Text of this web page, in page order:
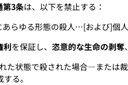
第3条は、以下を禁止する：
あらゆる形態の殺人…[および]個
利を保証し、恣意的な生命の剥奪
た状態で殺された場合—または
る。